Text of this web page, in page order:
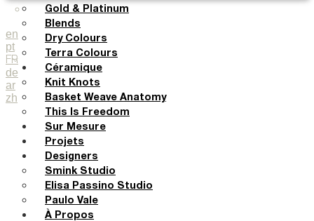
en
pt
FR
de
ar
zh
Gold & Platinum
Blends
Dry Colours
Terra Colours
Céramique
Knit Knots
Basket Weave Anatomy
This Is Freedom
Sur Mesure
Projets
Designers
Smink Studio
Elisa Passino Studio
Paulo Vale
À Propos